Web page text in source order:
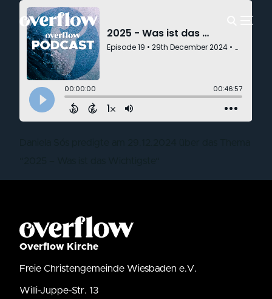
Overflow Kirche
Freie Christengemeinde Wiesbaden e.V.
Willi-Juppe-Str. 13